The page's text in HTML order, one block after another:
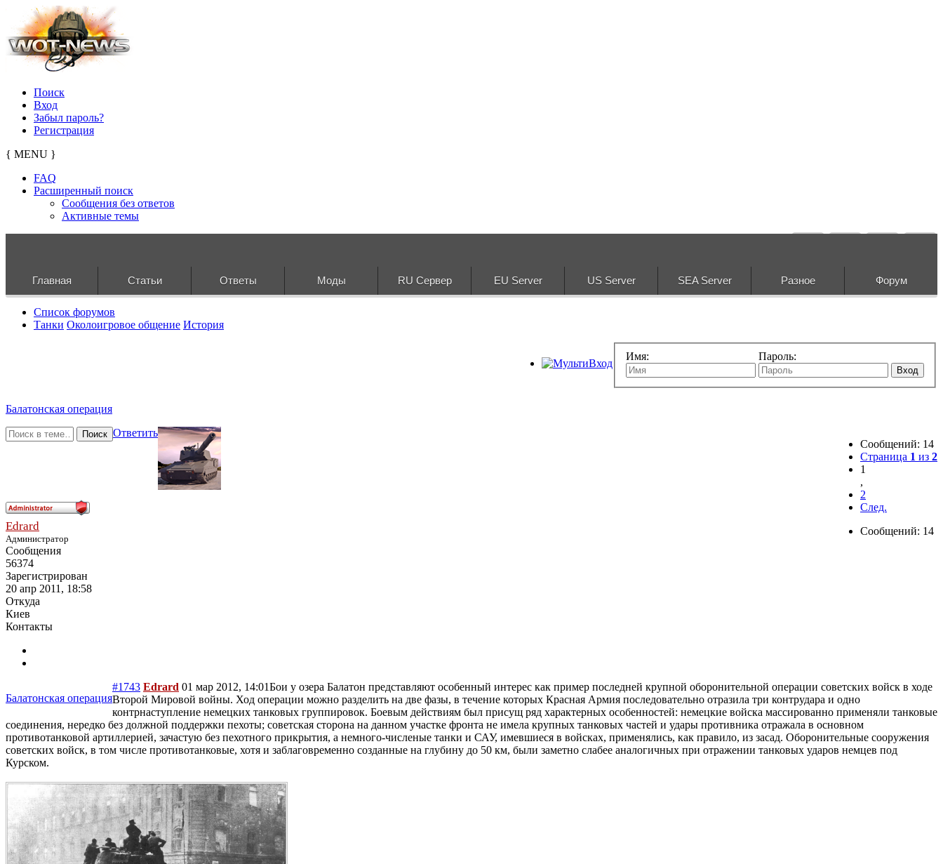
Поиск
Вход
Забыл пароль?
Регистрация
{ MENU }
FAQ
Расширенный поиск
Сообщения без ответов
Активные темы
Главная Статьи Ответы Моды RU Сервер EU Server US Server SEA Server Разное Форум
Список форумов
Танки Околоигровое общение История
Имя: Пароль:
Вход
Балатонская операция
Сообщений: 14
Страница 1 из 2
1
,
2
След.
Сообщений: 14
Поиск Ответить
Edrard
Администратор
Сообщения
56374
Зарегистрирован
20 апр 2011, 18:58
Откуда
Киев
Контакты
Балатонская операция
#1743 Edrard 01 мар 2012, 14:01Бои у озера Балатон представляют особенный интерес как пример последней крупной оборонительной операции советских войск в ходе
Второй Мировой войны. Ход операции можно разделить на две фазы, в течение которых Красная Армия последовательно отразила три контрудара и одно
контрнаступление немецких танковых группировок. Боевым действиям был присущ ряд характерных особенностей: немецкие войска массированно применяли танковые
соединения, нередко без должной поддержки пехоты; советская сторона на данном участке фронта не имела крупных танковых частей и удары противника отражала в основном
противотанковой артиллерией, зачастую без пехотного прикрытия, а немного-численые танки и САУ, имевшиеся в войсках, применялись, как правило, из засад. Оборонительные сооружения
советских войск, в том числе противотанковые, хотя и заблаговременно созданные на глубину до 50 км, были заметно слабее аналогичных при отражении танковых ударов немцев под
Курском.